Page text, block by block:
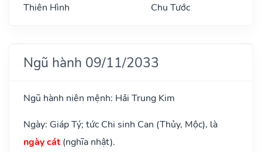
Thiên Hình
Chu Tước
Ngũ hành 09/11/2033
Ngũ hành niên mệnh: Hải Trung Kim
Ngày: Giáp Tý; tức Chi sinh Can (Thủy, Mộc), là
ngày cát(nghĩa nhật).